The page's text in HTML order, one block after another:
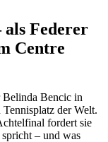
Federer
Centre
Belinda Bencic in
der Welt.
fordert sie
– und was